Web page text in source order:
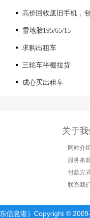
高价回收废旧手机，
雪地胎195/65/15
求购出租车
三轮车半棚拉货
成心买出租车
关于
网站介
服务条
付款方
联系我
信息港）Copyright ©